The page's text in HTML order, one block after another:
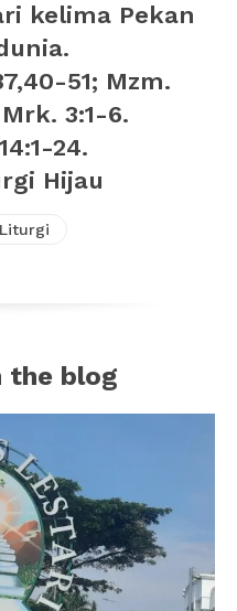
kelima Pekan
51; Mzm.
Mrk. 3:1-6.
24.
Hijau
the blog